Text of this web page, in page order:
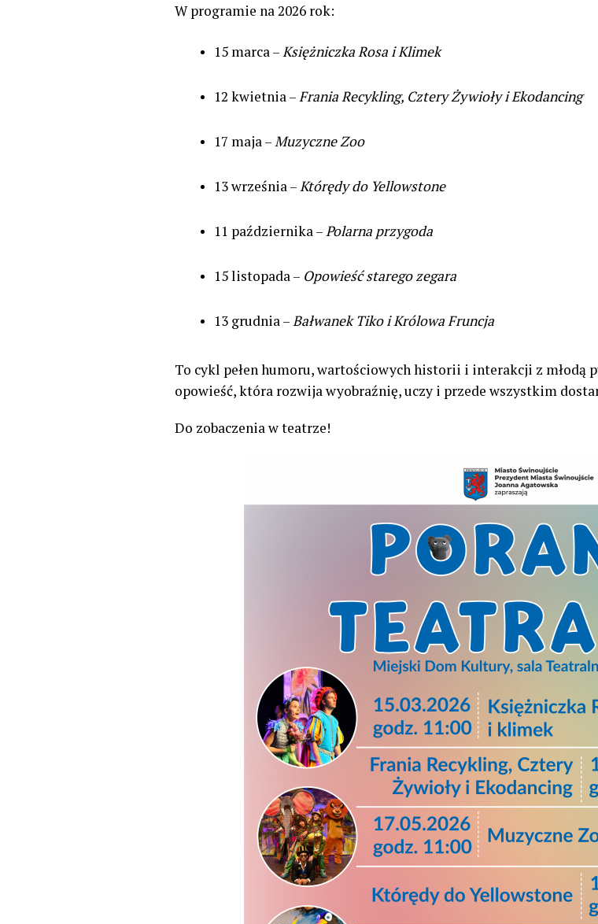
W programie na 2026 rok:
15 marca –Księżniczka Rosa i Klimek
12 kwietnia –Frania Recykling, Cztery Żywioły i Ekodancing
17 maja –Muzyczne Zoo
13 września –Którędy do Yellowstone
11 października –Polarna przygoda
15 listopada – Opowieść starego zegara
13 grudnia –Bałwanek Tiko i Królowa Fruncja
To cykl pełen humoru, wartościowych historii i interakcji z młodą
opowieść, która rozwija wyobraźnię, uczy i przede wszystkim
Do zobaczenia w teatrze!